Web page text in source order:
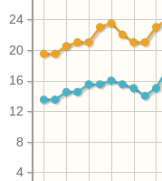
4
8
12
16
20
24